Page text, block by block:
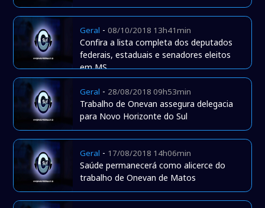
Geral -08/10/2018 13h41min
Confira a lista completa dos deputados
federais, estaduais e senadores eleitos
em MS
Geral - 28/08/2018 09h53min
Trabalho de Onevan assegura delegacia
para Novo Horizonte do Sul
Geral - 17/08/2018 14h06min
Saúde permanecerá como alicerce do
trabalho de Onevan de Matos